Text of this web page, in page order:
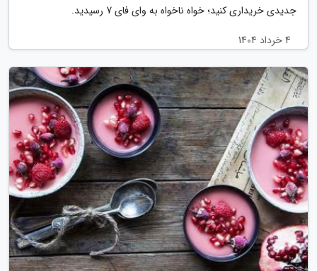
جدیدی خریداری کنید؛ خواه ناخواه به وای فای 7 رسیدید.
4 خرداد 1404